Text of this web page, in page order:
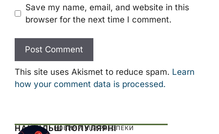
Save my name, email, and website in this
browser for the next time I comment.
This site uses Akismet to reduce spam. Learn
how your comment data is processed.
НАЙБІЛЬШ ПОПУЛЯРНІ
НОВИНИ КІБЕРБЕЗПЕКИ